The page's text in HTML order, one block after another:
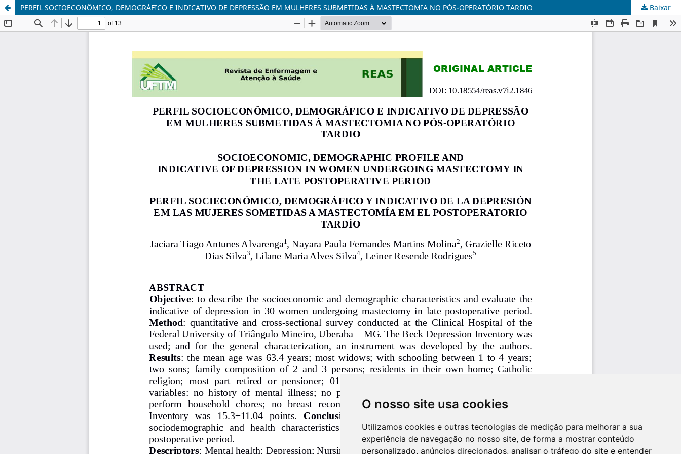
O nosso site usa cookies
Utilizamos cookies e outras tecnologias de medição para melhorar a sua
experiência de navegação no nosso site, de forma a mostrar conteúdo
personalizado, anúncios direcionados, analisar o tráfego do site e entender
PERFIL SOCIOECONÔMICO, DEMOGRÁFICO E INDICATIVO DE DEPRESSÃO EM MULHERES SUBMETIDAS À MASTECTOMIA NO PÓS-OPERATÓRIO TARDIO Baixar